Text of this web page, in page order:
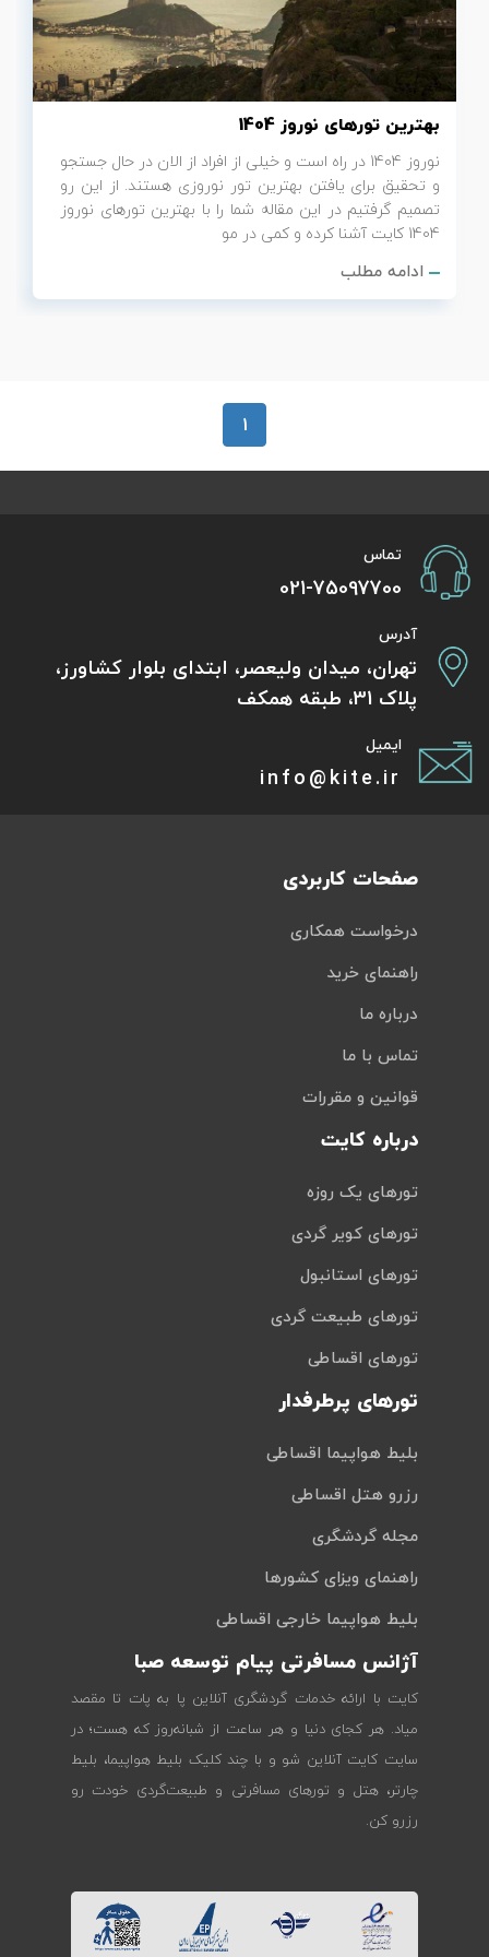
بهترین تورهای نوروز 1404
نوروز 1404 در راه است و خیلی از افراد از الان در حال جستجو
و تحقیق برای یافتن بهترین تور نوروزی هستند. از این رو
تصمیم گرفتیم در این مقاله شما را با بهترین تورهای نوروز
1404 کایت آشنا کرده و کمی در مو
ادامه مطلب
1
تماس
021-75097700
آدرس
تهران، میدان ولیعصر، ابتدای بلوار کشاورز،
پلاک 31، طبقه همکف
ایمیل
info@kite.ir
صفحات کاربردی
درخواست همکاری
راهنمای خرید
درباره ما
تماس با ما
قوانین و مقررات
درباره کایت
تورهای یک روزه
تورهای کویر گردی
تورهای استانبول
تورهای طبیعت گردی
تورهای اقساطی
تورهای پرطرفدار
بلیط هواپیما اقساطی
رزرو هتل اقساطی
مجله گردشگری
راهنمای ویزای کشورها
بلیط هواپیما خارجی اقساطی
آژانس مسافرتی پیام توسعه صبا
کایت با ارائه خدمات گردشگری آنلاین پا به پات تا مقصد
میاد. هر کجای دنیا و هر ساعت از شبانه‌روز که هست؛ در
سایت کایت آنلاین شو و با چند کلیک بلیط هواپیما، بلیط
چارتر، هتل و تورهای مسافرتی و طبیعت‌گردی خودت رو
رزرو کن.
تور سوباتان
تور چابهار
تور کاشان